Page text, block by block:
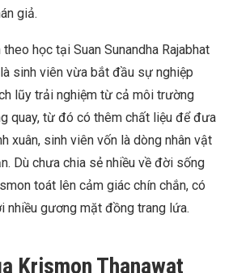
giả.
học tại Suan Sunandha Rajabhat
sinh viên vừa bắt đầu sự nghiệp
lũy trải nghiệm từ cả môi trường
quay, từ đó có thêm chất liệu để đưa
xuân, sinh viên vốn là dòng nhân vật
Dù chưa chia sẻ nhiều về đời sống
toát lên cảm giác chín chắn, có
nhiều gương mặt đồng trang lứa.
Krismon Thanawat